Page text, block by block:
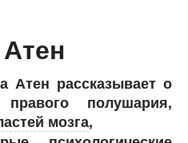
Атен рассказывает о
полушария,
мозга,